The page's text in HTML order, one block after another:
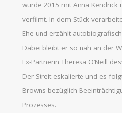
wurde 2015 mit Anna Kendrick
verfilmt. In dem Stück
Ehe und erzählt
Dabei bleibt er so nah an der
Ex-Partnerin Theresa O’Neill
Der Streit eskalierte und es
Browns bezüglich
Prozesses.